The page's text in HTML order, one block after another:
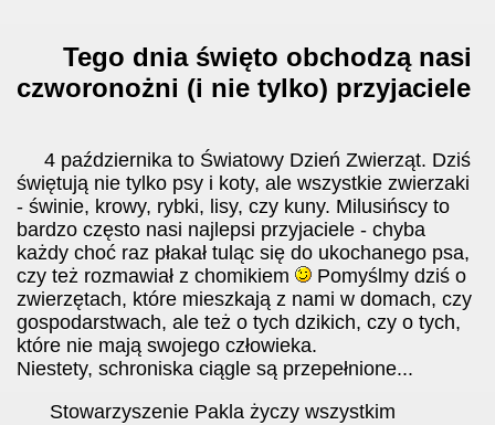
Tego dnia święto obchodzą nasi
czworonożni (i nie tylko) przyjaciele
4 października to Światowy Dzień Zwierząt. Dziś
świętują nie tylko psy i koty, ale wszystkie zwierzaki
- świnie, krowy, rybki, lisy, czy kuny. Milusińscy to
bardzo często nasi najlepsi przyjaciele - chyba
każdy choć raz płakał tuląc się do ukochanego psa,
czy też rozmawiał z chomikiem
Pomyślmy dziś o
zwierzętach, które mieszkają z nami w domach, czy
gospodarstwach, ale też o tych dzikich, czy o tych,
które nie mają swojego człowieka.
Niestety, schroniska ciągle są przepełnione...
Stowarzyszenie Pakla życzy wszystkim